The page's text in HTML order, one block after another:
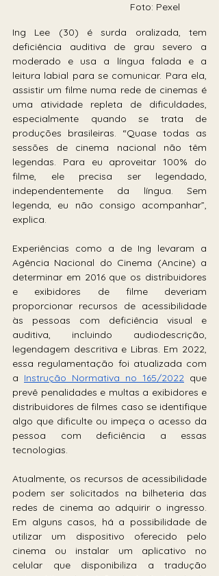
                                           Foto: Pexel
Ing Lee (30) é surda oralizada, tem
deficiência auditiva de grau severo a
moderado e usa a língua falada e a
leitura labial para se comunicar. Para ela,
assistir um filme numa rede de cinemas é
uma atividade repleta de dificuldades,
especialmente quando se trata de
produções brasileiras. “Quase todas as
sessões de cinema nacional não têm
legendas. Para eu aproveitar 100% do
filme, ele precisa ser legendado,
independentemente da língua. Sem
legenda, eu não consigo acompanhar”,
explica.
Experiências como a de Ing levaram a
Agência Nacional do Cinema (Ancine) a
determinar em 2016 que os distribuidores
e exibidores de filme deveriam
proporcionar recursos de acessibilidade
às pessoas com deficiência visual e
auditiva, incluindo audiodescrição,
legendagem descritiva e Libras. Em 2022,
essa regulamentação foi atualizada com
a Instrução Normativa no 165/2022 que
prevê penalidades e multas a exibidores e
distribuidores de filmes caso se identifique
algo que dificulte ou impeça o acesso da
pessoa com deficiência a essas
tecnologias.
Atualmente, os recursos de acessibilidade
podem ser solicitados na bilheteria das
redes de cinema ao adquirir o ingresso.
Em alguns casos, há a possibilidade de
utilizar um dispositivo oferecido pelo
cinema ou instalar um aplicativo no
celular que disponibiliza a tradução